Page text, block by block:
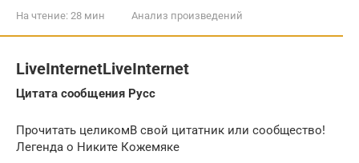
На чтение: 28 мин Анализ произведений
LiveInternetLiveInternet
Цитата сообщения Русс
Прочитать целикомВ свой цитатник или сообщество!
Легенда о Никите Кожемяке